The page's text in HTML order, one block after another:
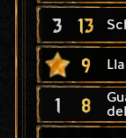
3 13
9
1 8